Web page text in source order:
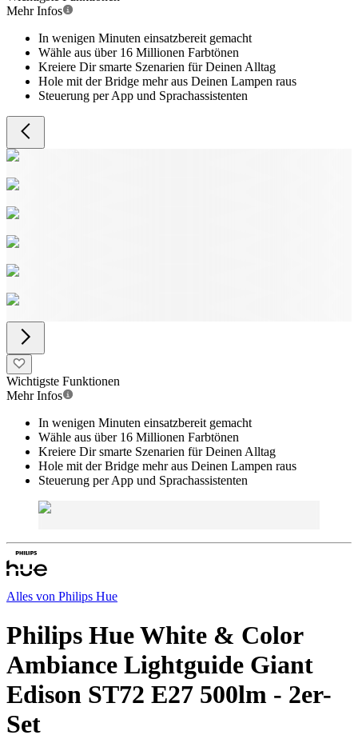
Mehr Infos
In wenigen Minuten einsatzbereit gemacht
Wähle aus über 16 Millionen Farbtönen
Kreiere Dir smarte Szenarien für Deinen Alltag
Hole mit der Bridge mehr aus Deinen Lampen raus
Steuerung per App und Sprachassistenten
Wichtigste Funktionen
Mehr Infos
In wenigen Minuten einsatzbereit gemacht
Wähle aus über 16 Millionen Farbtönen
Kreiere Dir smarte Szenarien für Deinen Alltag
Hole mit der Bridge mehr aus Deinen Lampen raus
Steuerung per App und Sprachassistenten
Alles von Philips Hue
Philips Hue White & Color
Ambiance Lightguide Giant
Edison ST72 E27 500lm - 2er-
Set